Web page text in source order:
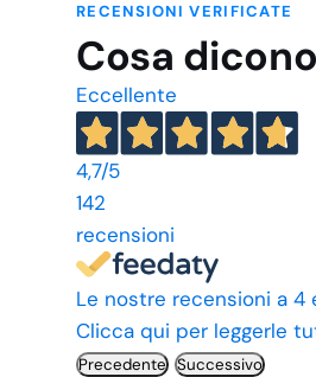
a
€5,12
RECENSIONI VERIFICATE
Cosa
Eccellente
4,7/5
142
recensioni
Le nostre recensioni a 4
Clicca qui per leggerle
Precedente Successivo